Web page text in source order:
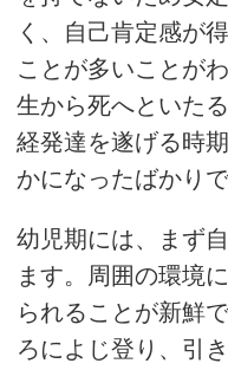
く、自己肯定感が
ことが多いことが
生から死へといた
経発達を遂げる時
かになったばかりで
幼児期には、まず
ます。周囲の環境
られることが新鮮
ろによじ登り、引